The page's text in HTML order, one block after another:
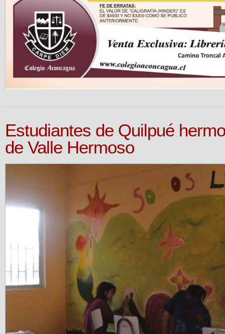
Estudiantes de Quilpué
de Valle Hermoso